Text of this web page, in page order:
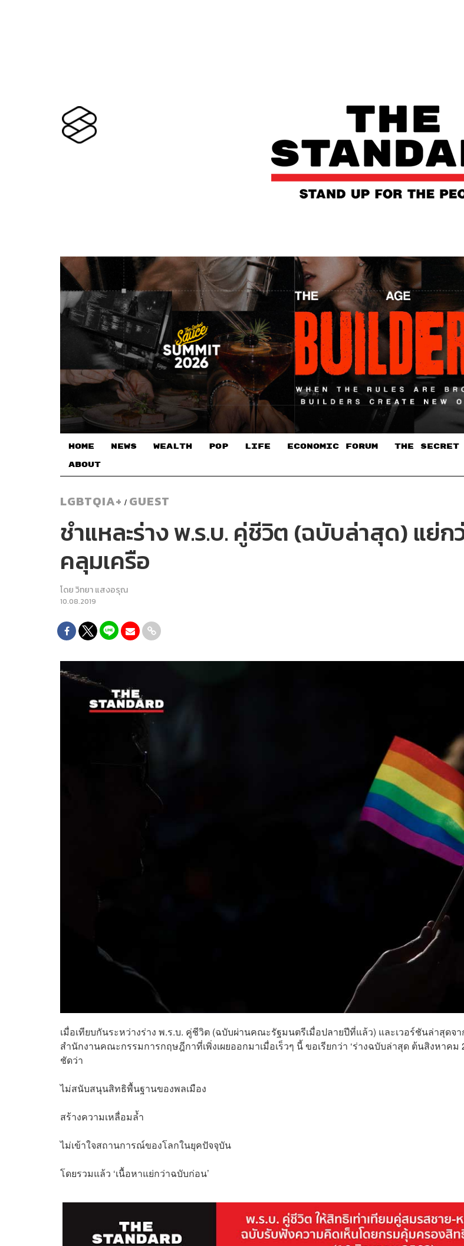
HOME NEWS WEALTH POP LIFE ECONOMIC FORUM THE SECRET
ABOUT
LGBTQIA+ / GUEST
ชำแหละร่าง พ.ร.บ. คู่ชีวิต (ฉบับล่าสุด) แย่ก
คลุมเครือ
โดยวิทยา แสงอรุณ
10.08.2019
เมื่อเทียบกันระหว่างร่าง พ.ร.บ. คู่ชีวิต (ฉบับผ่านคณะรัฐมนตรีเมื่อปลายปีที่แล้ว) และเวอร์ชันล่าสุดจ
สำนักงานคณะกรรมการกฤษฎีกาที่เพิ่งเผยออกมาเมื่อเร็วๆ นี้ ขอเรียกว่า ‘ร่างฉบับล่าสุด ต้นสิงหาคม
ชัดว่า
ไม่สนับสนุนสิทธิพื้นฐานของพลเมือง
สร้างความเหลื่อมล้ำ
ไม่เข้าใจสถานการณ์ของโลกในยุคปัจจุบัน
โดยรวมแล้ว ‘เนื้อหาแย่กว่าฉบับก่อน’